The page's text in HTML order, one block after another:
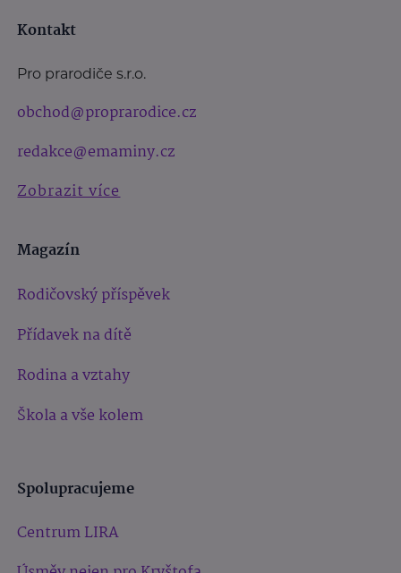
Kontakt
Pro prarodiče s.r.o.
obchod@proprarodice.cz
redakce@emaminy.cz
Zobrazit více
Magazín
Rodičovský příspěvek
Přídavek na dítě
Rodina a vztahy
Škola a vše kolem
Spolupracujeme
Centrum LIRA